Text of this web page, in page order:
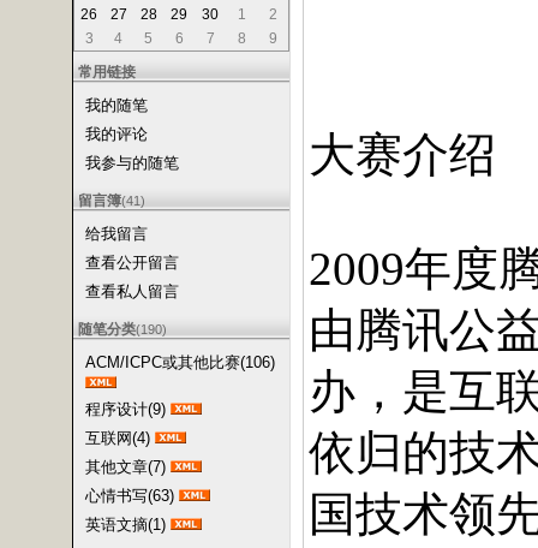
26
27 28 29 30 1
2
3
4 5 6 7 8
9
常用链接
我的随笔
我的评论
我参与的随笔
留言簿(41)
给我留言
查看公开留言
查看私人留言
随笔分类(190)
ACM/ICPC或其他比赛(106)
程序设计(9)
互联网(4)
其他文章(7)
心情书写(63)
英语文摘(1)
大赛介绍
2009年度
由腾讯公
办，是互
依归的技
国技术领